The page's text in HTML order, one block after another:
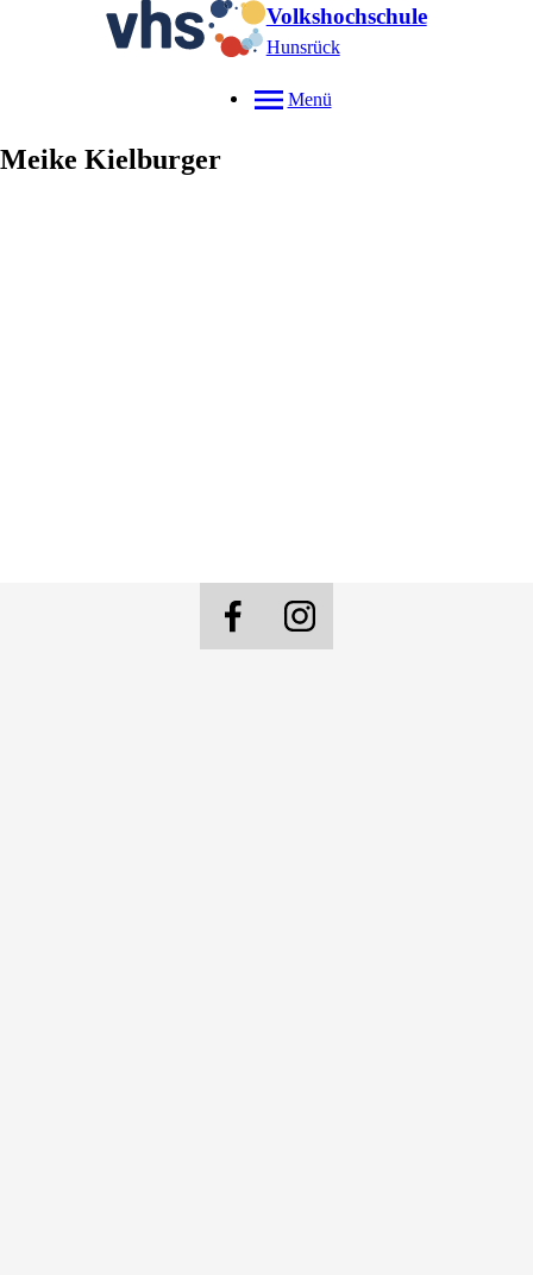
Volkshochschule
Hunsrück
Menü
Meike Kielburger